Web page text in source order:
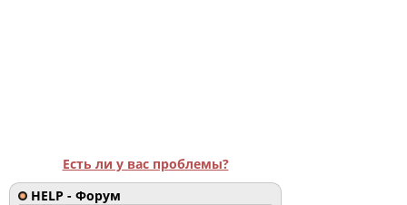
Есть ли у вас проблемы?
HELP - Форум